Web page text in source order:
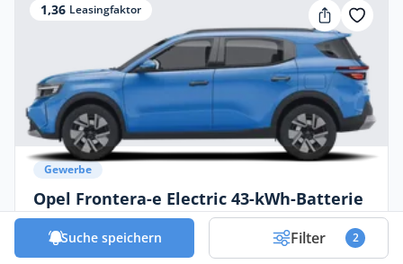
Suche speichern Filter 2
1,36 Leasingfaktor
Gewerbe
Opel Frontera-e Electric 43-kWh-Batterie
83kW GS
Elektro • Automatik •